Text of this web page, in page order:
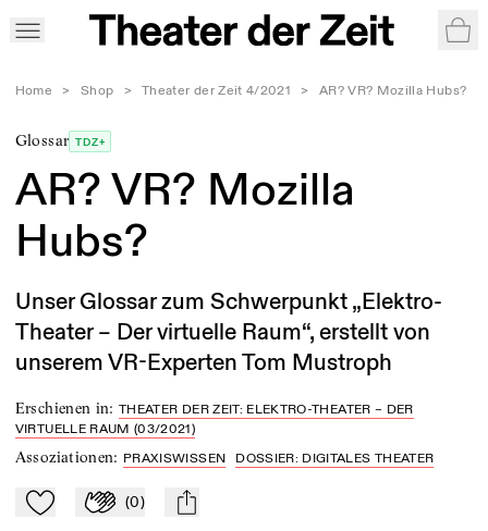
Home > Shop > Theater der Zeit 4/2021 > AR? VR? Mozilla Hubs?
Glossar TDZ+
AR? VR? Mozilla
Hubs?
Unser Glossar zum Schwerpunkt „Elektro-
Theater – Der virtuelle Raum“, erstellt von
unserem VR-Experten Tom Mustroph
Erschienen in:THEATER DER ZEIT: ELEKTRO-THEATER – DER
VIRTUELLE RAUM (03/2021)
Assoziationen: PRAXISWISSEN DOSSIER: DIGITALES THEATER
Zu Mein-TdZ hinzufügen
Applaudieren
(0) mail